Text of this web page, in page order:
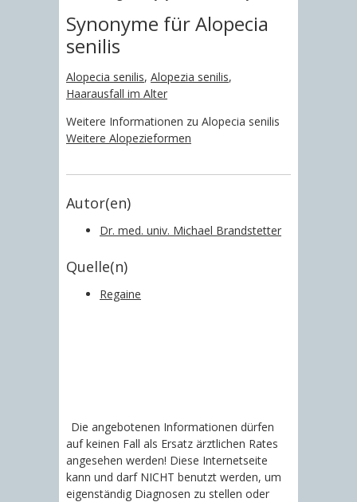
Synonyme für Alopecia
senilis
Alopecia senilis, Alopezia senilis,
Haarausfall im Alter
Weitere Informationen zu Alopecia senilis
Weitere Alopezieformen
Autor(en)
Dr. med. univ. Michael Brandstetter
Quelle(n)
Regaine
Die angebotenen Informationen dürfen
auf keinen Fall als Ersatz ärztlichen Rates
angesehen werden! Diese Internetseite
kann und darf NICHT benutzt werden, um
eigenständig Diagnosen zu stellen oder